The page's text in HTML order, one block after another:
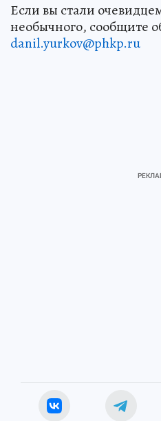
Если вы стали
необычного, сообщите
danil.yurkov@phkp.ru